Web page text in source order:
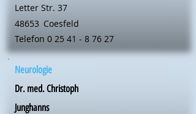
Letter Str. 37
48653 Coesfeld
Telefon 0 25 41 - 8 76 27
Neurologie
Dr. med. Christoph
Junghanns